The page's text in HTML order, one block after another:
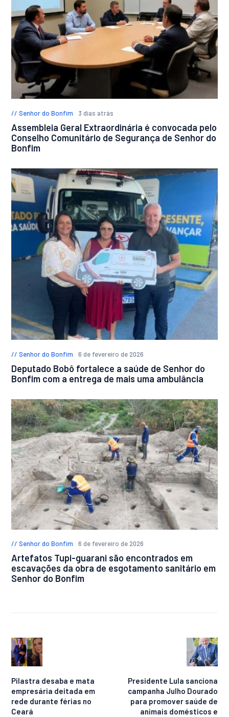
Senhor do Bonfim 3 dias atrás
Assembleia Geral Extraordinária é convocada pelo
Conselho Comunitário de Segurança de Senhor do
Bonfim
Senhor do Bonfim 6 de fevereiro de 2026
Deputado Bobô fortalece a saúde de Senhor do
Bonfim com a entrega de mais uma ambulância
Senhor do Bonfim 6 de fevereiro de 2026
Artefatos Tupi-guarani são encontrados em
escavações da obra de esgotamento sanitário em
Senhor do Bonfim
Pilastra desaba e mata
empresária deitada em
rede durante férias no
Ceará
Presidente Lula sanciona
campanha Julho Dourado
para promover saúde de
animais domésticos e